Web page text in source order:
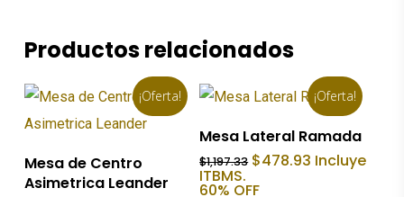
Productos relacionados
¡Oferta!
Añadir Al Carrito
Mesa de Centro
Asimetrica Leander
¡Oferta!
Añadir Al Carrito
Mesa Lateral Ramada
$1,197.33 El
original
$478.93 El
precio
Incluye
ITBMS.
60% OFF